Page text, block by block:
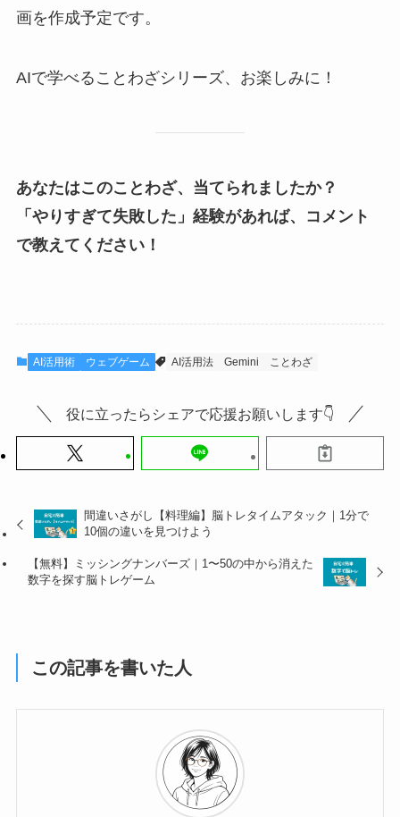
画を作成予定です。
AIで学べることわざシリーズ、お楽しみに！
あなたはこのことわざ、当てられましたか？
「やりすぎて失敗した」経験があれば、コメント
で教えてください！
AI活用術 ウェブゲーム AI活用法 Gemini ことわざ
役に立ったらシェアで応援お願いします👇
間違いさがし【料理編】脳トレタイムアタック｜1分で
10個の違いを見つけよう
【無料】ミッシングナンバーズ｜1〜50の中から消えた
数字を探す脳トレゲーム
この記事を書いた人